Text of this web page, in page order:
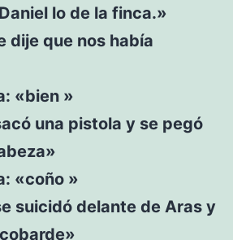
lo de la finca.»
dije que nos había
«bien »
una pistola y se pegó
«coño »
suicidó delante de Aras y